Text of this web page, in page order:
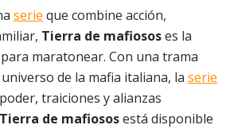
serie que combine acción,
Tierra de mafiososes la
maratonear. Con una trama
de la mafia italiana, la serie
traiciones y alianzas
Tierra de mafiososestá disponible